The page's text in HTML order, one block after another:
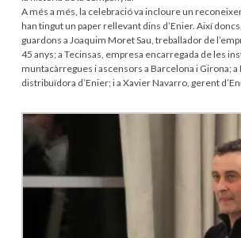
A més a més, la celebració va incloure un
han tingut un paper rellevant dins d’Enier. Així
guardons a Joaquim Moret Sau, treballador de
45 anys; a Tecinsas, empresa encarregada de les
muntacàrregues i ascensors a Barcelona i Girona; a
distribuïdora d’Enier; i a Xavier Navarro, gerent